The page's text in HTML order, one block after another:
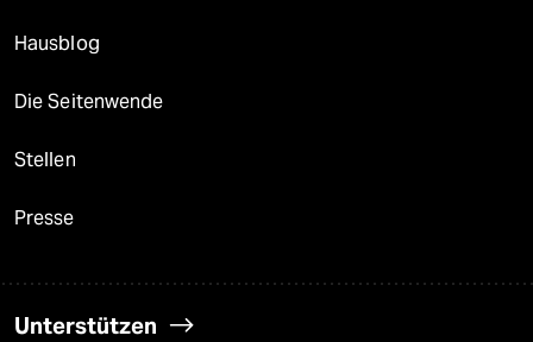
Hausblog
Die Seitenwende
Stellen
Presse
Unterstützen